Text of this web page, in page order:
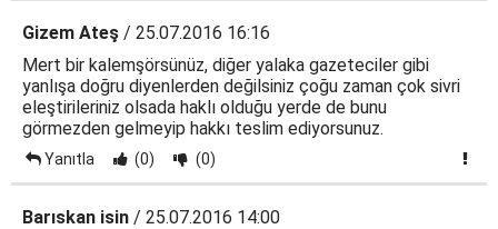
Gizem Ateş / 25.07.2016 16:16
Mert bir kalemşörsünüz, diğer yalaka gazeteciler gibi
yanlışa doğru diyenlerden değilsiniz çoğu zaman çok sivri
eleştirileriniz olsada haklı olduğu yerde de bunu
görmezden gelmeyip hakkı teslim ediyorsunuz.
Yanıtla (0) (0)
Barıskan isin / 25.07.2016 14:00